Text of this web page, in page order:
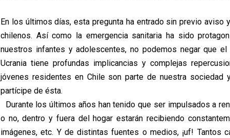
En los últimos días, esta pregunta ha entrado sin previo aviso
chilenos. Así como la emergencia sanitaria ha sido
nuestros infantes y adolescentes, no podemos negar que
Ucrania tiene profundas implicancias y complejas
jóvenes residentes en Chile son parte de nuestra sociedad
partícipe de ésta.
Durante los últimos años han tenido que ser impulsados a
o no, dentro y fuera del hogar estarán recibiendo
imágenes, etc. Y de distintas fuentes o medios, ¡uf! Tantos